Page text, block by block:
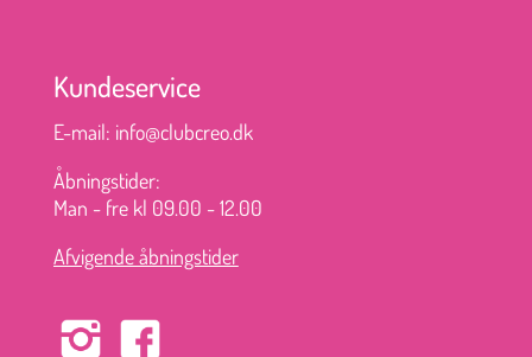
Kundeservice
E-mail: info@clubcreo.dk
Åbningstider:
Man - fre kl 09.00 - 12.00
Afvigende åbningstider